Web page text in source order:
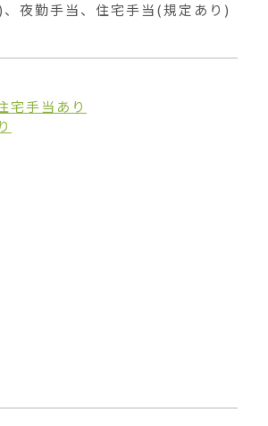
夜勤手当、住宅手当(規定あり)
宅手当あり